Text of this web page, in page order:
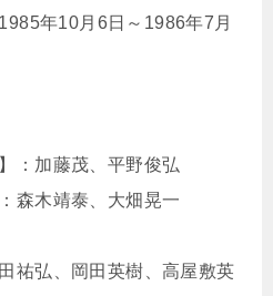
年10月6日～1986年7月
：加藤茂、平野俊弘
森木靖泰、大畑晃一
祐弘、岡田英樹、高屋敷英